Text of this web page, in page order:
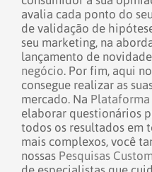
avalia cada ponto do
de validação de
seu marketing, na
lançamento de
negócio. Por fim, aqui
consegue realizar as
mercado. Na Plataforma
elaborar questionários
todos os resultados em
mais complexos, você
nossas Pesquisas